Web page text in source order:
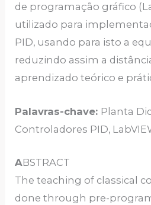
de programação gráfico
utilizado para
PID, usando para isto a
reduzindo assim a
aprendizado teórico e
Palavras-chave: Planta
Controladores PID,
ABSTRACT
The teaching of classical
done through pre-